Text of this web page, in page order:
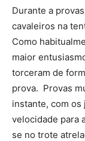
Durante a
cavaleiros na
Como
maior
torceram de
prova. Provas
instante, com os
velocidade para
se no trote